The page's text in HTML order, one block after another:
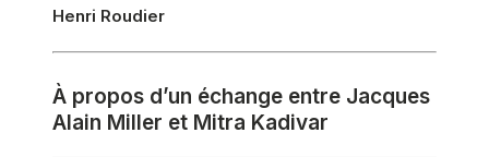
Henri Roudier
À propos d’un échange entre Jacques
Alain Miller et Mitra Kadivar